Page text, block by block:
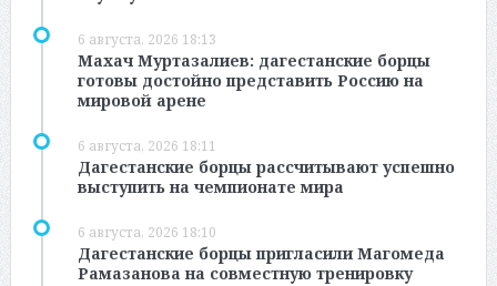
6 августа, 2026 18:13
Махач Муртазалиев: дагестанские борцы
готовы достойно представить Россию на
мировой арене
6 августа, 2026 18:11
Дагестанские борцы рассчитывают успешно
выступить на чемпионате мира
6 августа, 2026 18:10
Дагестанские борцы пригласили Магомеда
Рамазанова на совместную тренировку